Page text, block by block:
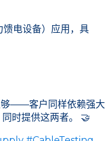
电设备）应用，具
够——客户同样依赖强大
时提供这两者。 🤝